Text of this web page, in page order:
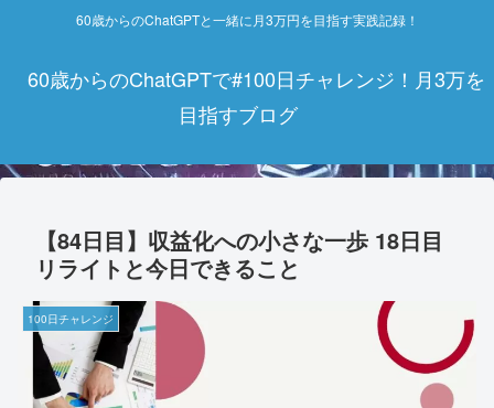
60歳からのChatGPTと一緒に月3万円を目指す実践記録！
60歳からのChatGPTで#100日チャレンジ！月3万を
目指すブログ
【84日目】収益化への小さな一歩 18日目
リライトと今日できること
100日チャレンジ